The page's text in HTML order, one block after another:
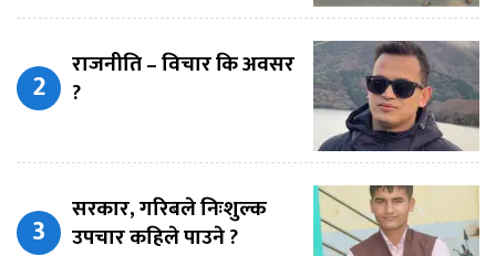
राजनीति – विचार कि अवसर
?
सरकार, गरिबले निःशुल्क
उपचार कहिले पाउने ?